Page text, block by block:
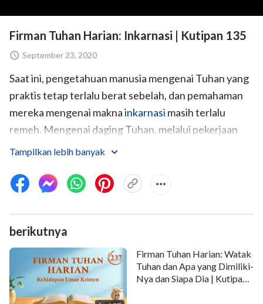
Firman Tuhan Harian: Inkarnasi | Kutipan 135
September 23, 2020
Saat ini, pengetahuan manusia mengenai Tuhan yang
praktis tetap terlalu berat sebelah, dan pemahaman
mereka mengenai maknainkarnasi masih terlalu
remeh. Mengenai daging Tuhan, melalui pekerjaan
dan firman-Nya, manusia melihat bahwa Roh Tuhan
bagaimanapun juga, kesaksian Tuhan pada akhirnya
berasal dari Roh Tuhan: apa yang Tuhan kerjakan
dalam daging, prinsip-prinsip mana yang mendasari
pekerjaan-Nya, apa yang dikerjakan-Nya di dalam
kemanusiaan, dan apa yang dilakukan-Nya di dalam
keilahian. Saat ini engkau dapat menyembah pribadi
ini, tetapi sebenarnya engkau menyembah Roh. Hal
inilah yang setidaknya harus dicapai dalam
Tampilkan lebih banyak
berikutnya
Firman Tuhan Harian: Watak
Tuhan dan Apa yang Dimiliki-
Nya dan Siapa Dia | Kutipan